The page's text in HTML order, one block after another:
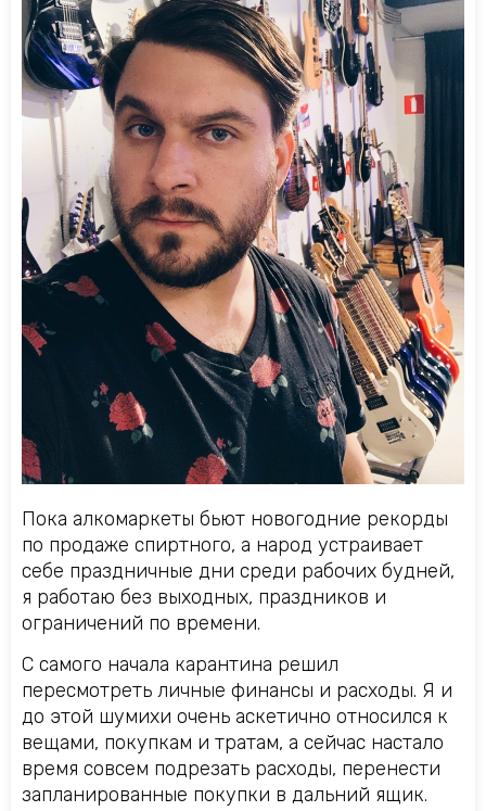
Пока алкомаркеты бьют новогодние рекорды
по продаже спиртного, а народ устраивает
себе праздничные дни среди рабочих будней,
я работаю без выходных, праздников и
ограничений по времени.
С самого начала карантина решил
пересмотреть личные финансы и расходы. Я и
до этой шумихи очень аскетично относился к
вещами, покупкам и тратам, а сейчас настало
время совсем подрезать расходы, перенести
запланированные покупки в дальний ящик.